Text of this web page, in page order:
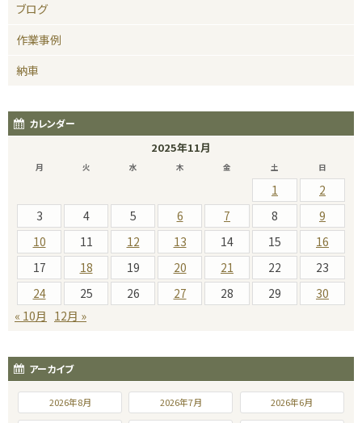
ブログ
作業事例
納車
カレンダー
2025年11月
月 火 水 木 金 土 日
1
2
3
4 5 6 7 8
9
10
11 12 13 14 15
16
17
18 19 20 21 22
23
24
25 26 27 28 29
30
« 10月 12月 »
アーカイブ
2026年8月 2026年7月 2026年6月